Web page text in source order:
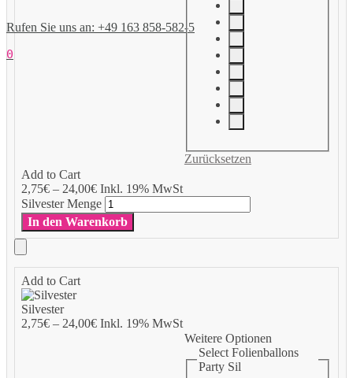
Rufen Sie uns an: +49 163 858-582-5
0
Add to Cart
2,75€– 24,00€Inkl. 19% MwSt
Zurücksetzen
Silvester Menge
In den Warenkorb
Add to Cart
Silvester
2,75€– 24,00€Inkl. 19% MwSt
Weitere Optionen
Select Folienballons
Party Sil